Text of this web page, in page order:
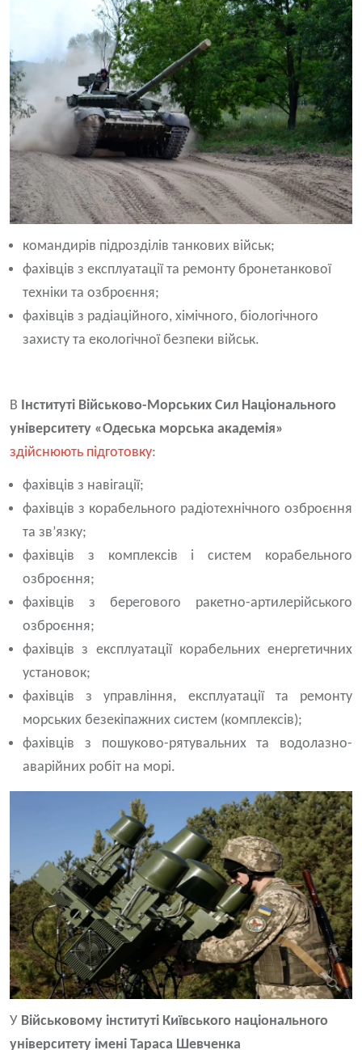
командирів підрозділів танкових військ;
фахівців з експлуатації та ремонту бронетанкової
техніки та озброєння;
фахівців з радіаційного, хімічного, біологічного
захисту та екологічної безпеки військ.
В Інституті Військово-Морських Сил Національного
університету «Одеська морська академія»
здійснюють підготовку:
фахівців з навігації;
фахівців з корабельного радіотехнічного озброєння
та зв’язку;
фахівців з комплексів і систем корабельного
озброєння;
фахівців з берегового ракетно-артилерійського
озброєння;
фахівців з експлуатації корабельних енергетичних
установок;
фахівців з управління, експлуатації та ремонту
морських безекіпажних систем (комплексів);
фахівців з пошуково-рятувальних та водолазно-
аварійних робіт на морі.
У Військовому інституті Київського національного
університету імені Тараса Шевченка